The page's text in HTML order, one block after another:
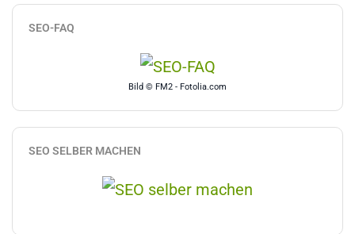
SEO-FAQ
Bild © FM2 - Fotolia.com
SEO SELBER MACHEN